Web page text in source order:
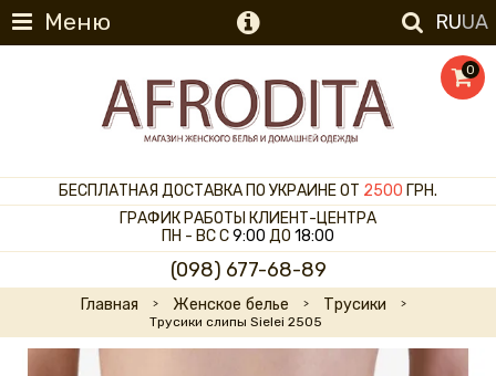
Меню RUUA
0
БЕСПЛАТНАЯ ДОСТАВКА ПО УКРАИНЕ ОТ 2500 ГРН.
ГРАФИК РАБОТЫ КЛИЕНТ-ЦЕНТРА
ПН - ВС С9:00 ДО 18:00
(098) 677-68-89
Главная Женское белье Трусики
Трусики слипы Sielei 2505